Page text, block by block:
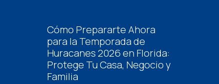
Cómo Prepararte Ahora
para la Temporada de
Huracanes 2026 en Florida:
Protege Tu Casa, Negocio y
Familia